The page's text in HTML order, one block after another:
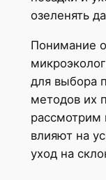
озеленять
Понимание
для выбора
методов их
рассмотрим
влияют на
уход на